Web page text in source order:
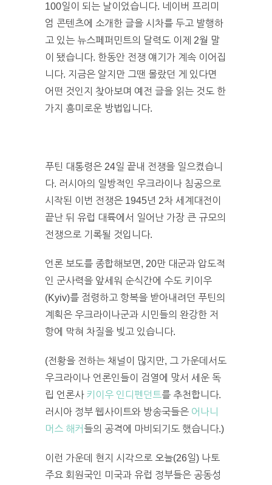
100일이 되는 날이었습니다. 네이버 프리미
엄 콘텐츠에 소개한 글을 시차를 두고 발행하
고 있는 뉴스페퍼민트의 달력도 이제 2월 말
이 됐습니다. 한동안 전쟁 얘기가 계속 이어집
니다. 지금은 알지만 그땐 몰랐던 게 있다면
어떤 것인지 찾아보며 예전 글을 읽는 것도 한
가지 흥미로운 방법입니다.
푸틴 대통령은 24일 끝내 전쟁을 일으켰습니
다. 러시아의 일방적인 우크라이나 침공으로
시작된 이번 전쟁은 1945년 2차 세계대전이
끝난 뒤 유럽 대륙에서 일어난 가장 큰 규모의
전쟁으로 기록될 것입니다.
언론 보도를 종합해보면, 20만 대군과 압도적
인 군사력을 앞세워 순식간에 수도 키이우
(Kyiv)를 점령하고 항복을 받아내려던 푸틴의
계획은 우크라이나군과 시민들의 완강한 저
항에 막혀 차질을 빚고 있습니다.
(전황을 전하는 채널이 많지만, 그 가운데서도
우크라이나 언론인들이 검열에 맞서 세운 독
립 언론사 키이우 인디펜던트를 추천합니다.
러시아 정부 웹사이트와 방송국들은 어나니
머스 해커 들의 공격에 마비되기도 했습니다.)
이런 가운데 현지 시각으로 오늘(26일) 나토
주요 회원국인 미국과 유럽 정부들은 공동성